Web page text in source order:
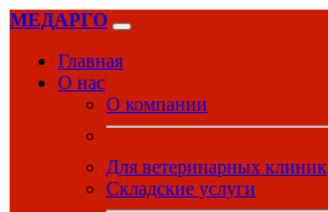
МЕДАРГО
Главная
О нас
О компании
Для ветеринарных клиник
Складские услуги